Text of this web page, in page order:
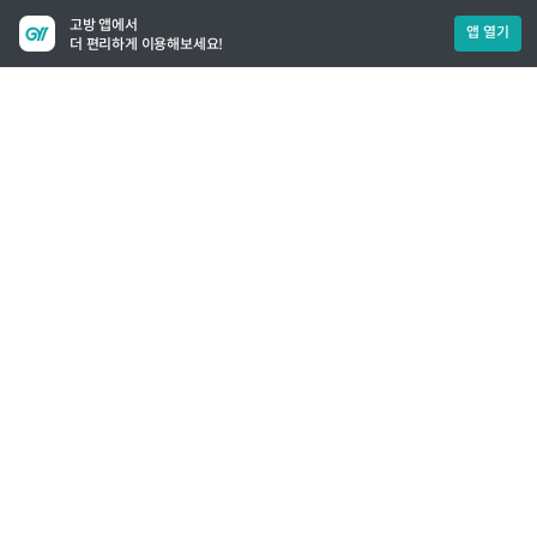
고방 앱에서
더 편리하게 이용해보세요!
앱 열기